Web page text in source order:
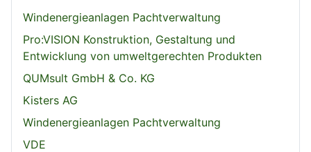
Windenergieanlagen Pachtverwaltung
Pro:VISION Konstruktion, Gestaltung und
Entwicklung von umweltgerechten Produkten
QUMsult GmbH & Co. KG
Kisters AG
Windenergieanlagen Pachtverwaltung
VDE